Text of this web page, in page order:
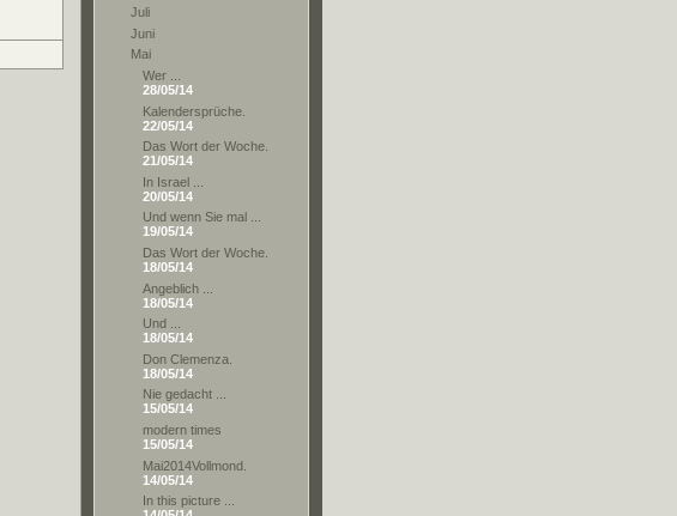
Juli
Juni
Mai
Wer ...
28/05/14
Kalendersprüche.
22/05/14
Das Wort der Woche.
21/05/14
In Israel ...
20/05/14
Und wenn Sie mal ...
19/05/14
Das Wort der Woche.
18/05/14
Angeblich ...
18/05/14
Und ...
18/05/14
Don Clemenza.
18/05/14
Nie gedacht ...
15/05/14
modern times
15/05/14
Mai2014Vollmond.
14/05/14
In this picture ...